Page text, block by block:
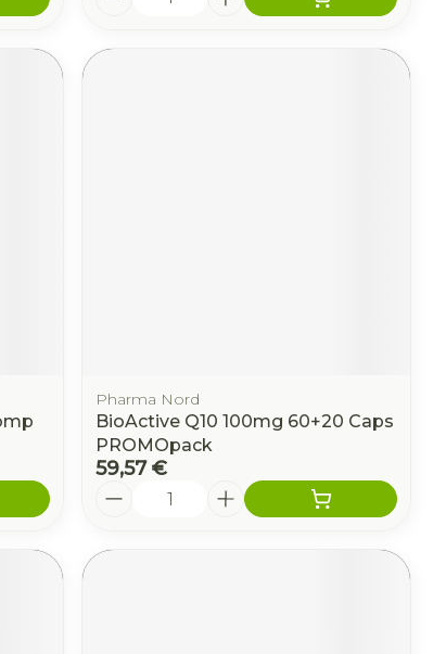
Pharma Nord
BioActive Q10 100mg 60+20 Caps
PROMOpack
59,57 €
Quantité